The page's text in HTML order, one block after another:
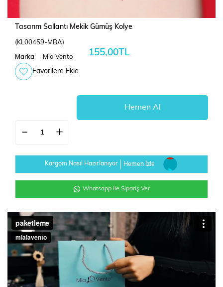
Tasarım Sallantı Mekik Gümüş Kolye
(KL00459-MBA)
Marka Mia Vento 155,00TL
Favorilere Ekle
Kargom Nasıl Hazırlanıyor Hemen İzle
Whatsapp ile Sipariş Ver